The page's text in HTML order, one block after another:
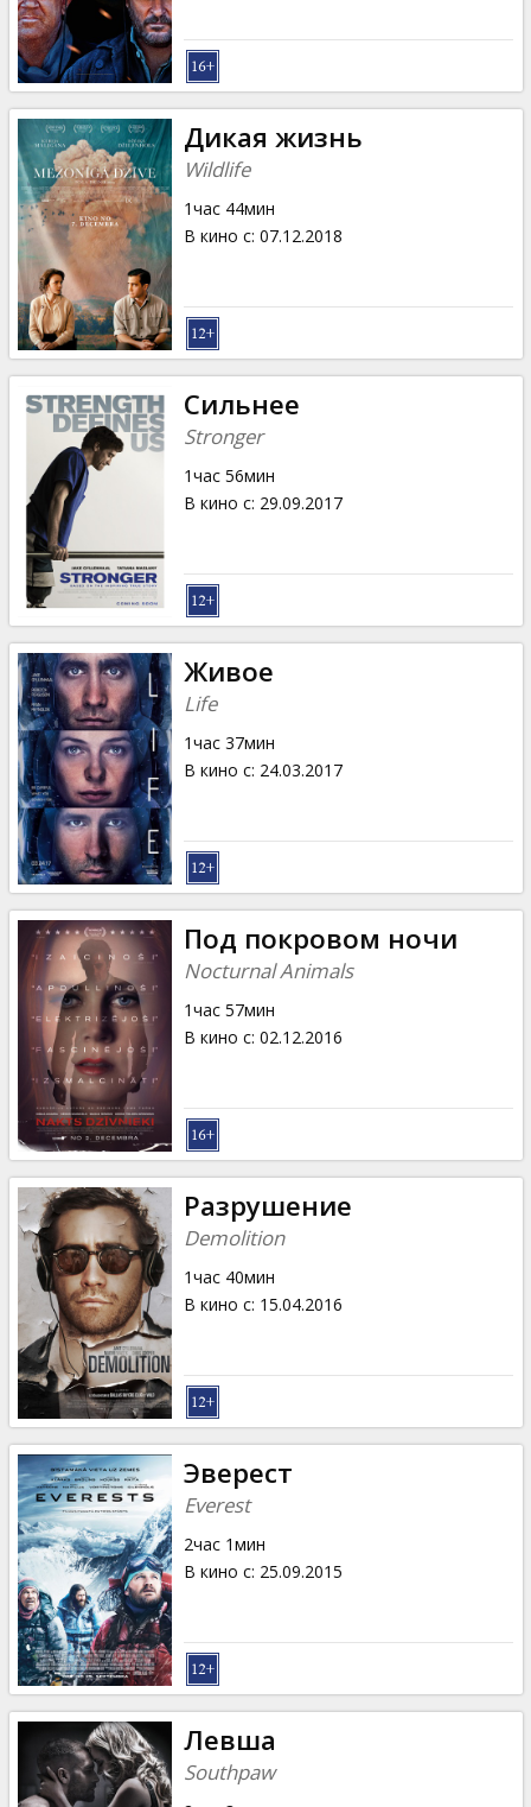
Дикая жизнь
Wildlife
1час 44мин
В кино с: 07.12.2018
Сильнее
Stronger
1час 56мин
В кино с: 29.09.2017
Живое
Life
1час 37мин
В кино с: 24.03.2017
Под покровом ночи
Nocturnal Animals
1час 57мин
В кино с: 02.12.2016
Разрушение
Demolition
1час 40мин
В кино с: 15.04.2016
Эверест
Everest
2час 1мин
В кино с: 25.09.2015
Левша
Southpaw